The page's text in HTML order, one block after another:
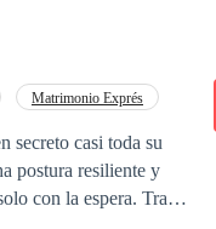
a su mundo. En
Matrimonio Exprés
secreto casi toda su
postura resiliente y
con la espera. Tras